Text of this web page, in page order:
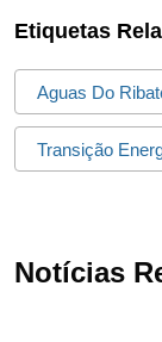
Etiquetas
Aguas Do
Transição
Notícias